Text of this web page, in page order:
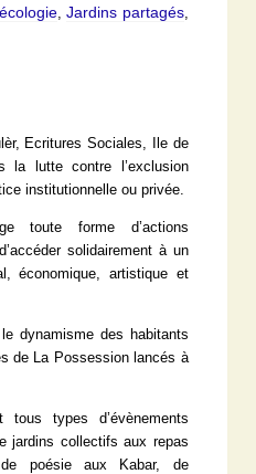
,Jardins partagés,
Ecritures Sociales, Ile de
la lutte contre l’exclusion
institutionnelle ou privée.
toute forme d’actions
solidairement à un
économique, artistique et
dynamisme des habitants
de La Possession lancés à
types d’évènements
jardins collectifs aux repas
poésie aux Kabar, de